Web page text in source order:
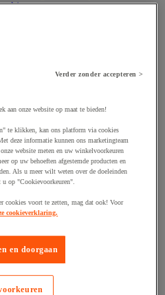
schakelpaneel
kapelhaspel
Verder zonder accepteren >
aan onze website op maat te bieden!
te klikken, kan ons platform via cookies
deze informatie kunnen ons marketingteam
website meten en uw winkelvoorkeuren
op uw behoeften afgestemde producten en
Als u meer wilt weten over de doeleinden
op "Cookievoorkeuren".
cookies voort te zetten, mag dat ook! Voor
cookieverklaring.
en doorgaan